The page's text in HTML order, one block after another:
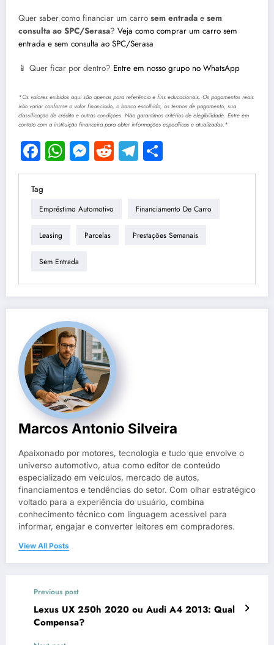
Quer saber como financiar um carro sem entrada e sem
consulta ao SPC/Serasa? Veja como comprar um carro sem
entrada e sem consulta ao SPC/Serasa
📱 Quer ficar por dentro? Entre em nosso grupo no WhatsApp
*Os valores exibidos aqui são apenas para referência e fins educacionais. Os pagamentos reais
irão variar conforme o valor financiado, o banco escolhido, os termos de pagamento, sua
classificação de crédito e outras condições. Não garantimos critérios de elegibilidade. Entre em
contato com a instituição financeira para obter informações específicas e atualizadas.*
Facebook
WhatsApp
Messenger
RedditTelegram
Tag
Empréstimo Automotivo Financiamento De Carro
Leasing Parcelas Prestações Semanais
Sem Entrada
Marcos Antonio Silveira
Apaixonado por motores, tecnologia e tudo que envolve o
universo automotivo, atua como editor de conteúdo
especializado em veículos, mercado de autos,
financiamentos e tendências do setor. Com olhar estratégico
voltado para a experiência do usuário, combina
conhecimento técnico com linguagem acessível para
informar, engajar e converter leitores em compradores.
View All Posts
Previous post
Lexus UX 250h 2020 ou Audi A4 2013: Qual
Compensa?